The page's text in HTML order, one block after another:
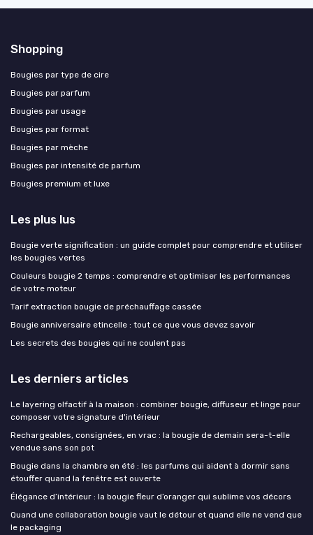
Shopping
Bougies par type de cire
Bougies par parfum
Bougies par usage
Bougies par format
Bougies par mèche
Bougies par intensité de parfum
Bougies premium et luxe
Les plus lus
Bougie verte signification : un guide complet pour comprendre et utiliser
les bougies vertes
Couleurs bougie 2 temps : comprendre et optimiser les performances
de votre moteur
Tarif extraction bougie de préchauffage cassée
Bougie anniversaire etincelle : tout ce que vous devez savoir
Les secrets des bougies qui ne coulent pas
Les derniers articles
Le layering olfactif à la maison : combiner bougie, diffuseur et linge pour
composer votre signature d'intérieur
Rechargeables, consignées, en vrac : la bougie de demain sera-t-elle
vendue sans son pot
Bougie dans la chambre en été : les parfums qui aident à dormir sans
étouffer quand la fenêtre est ouverte
Élégance d’intérieur : la bougie fleur d’oranger qui sublime vos décors
Quand une collaboration bougie vaut le détour et quand elle ne vend que
le packaging